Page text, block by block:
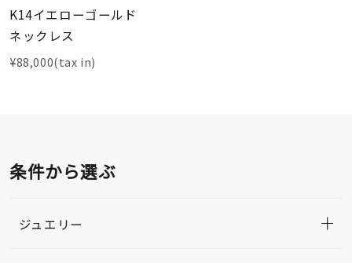
K14イエローゴールド
ネックレス
¥88,000(tax in)
条件から選ぶ
ジュエリー